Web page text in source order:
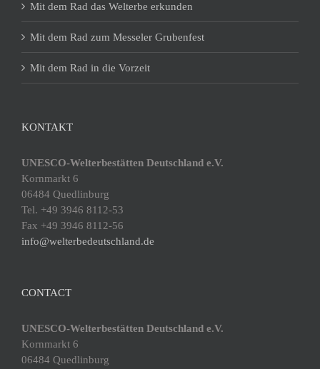
Mit dem Rad das Welterbe erkunden
Mit dem Rad zum Messeler Grubenfest
Mit dem Rad in die Vorzeit
KONTAKT
UNESCO-Welterbestätten Deutschland e.V.
Kornmarkt 6
06484 Quedlinburg
Tel. +49 3946 8112-53
Fax +49 3946 8112-56
info@welterbedeutschland.de
CONTACT
UNESCO-Welterbestätten Deutschland e.V.
Kornmarkt 6
06484 Quedlinburg